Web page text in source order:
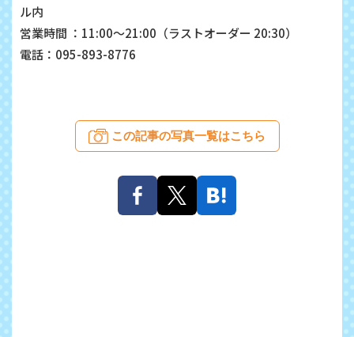
ル内
営業時間 ：11:00～21:00（ラストオーダー 20:30）
電話：095-893-8776
この記事の写真一覧はこちら